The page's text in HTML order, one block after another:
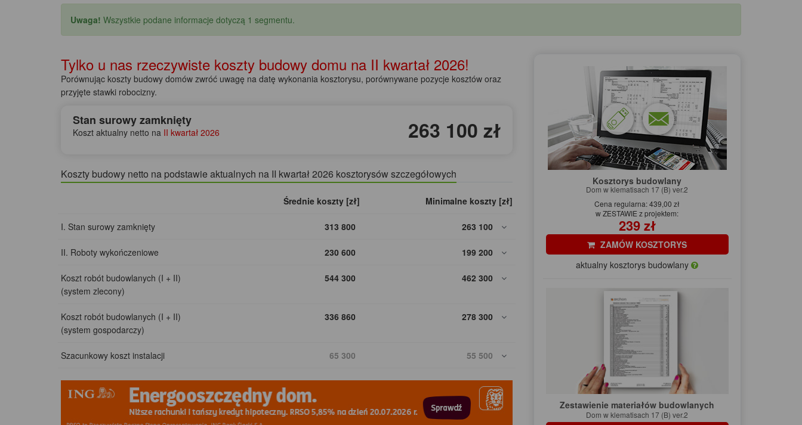
Uwaga! Wszystkie podane informacje dotyczą 1 segmentu.
Tylko u nas rzeczywiste koszty budowy domu na II kwartał 2026!
Porównując koszty budowy domów zwróć uwagę na datę wykonania kosztorysu, porównywane pozycje kosztów oraz
przyjęte stawki robocizny.
Stan surowy zamknięty
Koszt aktualny netto na II kwartał 2026 263 100 zł
Koszty budowy netto na podstawie aktualnych na II kwartał 2026 kosztorysów szczegółowych
Średnie koszty [zł] Minimalne koszty [zł]
I. Stan surowy zamknięty 313 800 263 100
II. Roboty wykończeniowe 230 600 199 200
Koszt robót budowlanych (I + II)
(system zlecony)
544 300 462 300
Koszt robót budowlanych (I + II)
(system gospodarczy)
336 860 278 300
Szacunkowy koszt instalacji 65 300 55 500
Kosztorys budowlany
Dom w klematisach 17 (B) ver.2
Cena regularna: 439,00 zł
w ZESTAWIE z projektem:
239 zł
ZAMÓW KOSZTORYS
aktualny kosztorys budowlany
Zestawienie materiałów budowlanych
Dom w klematisach 17 (B) ver.2